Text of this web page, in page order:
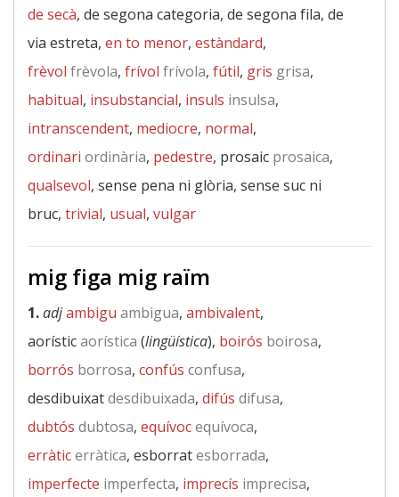
de secà, de segona categoria, de segona fila, de
via estreta, en to menor, estàndard,
frèvol frèvola, frívol frívola, fútil, gris grisa,
habitual, insubstancial, insuls insulsa,
intranscendent, mediocre, normal,
ordinari ordinària, pedestre, prosaic prosaica,
qualsevol, sense pena ni glòria, sense suc ni
bruc, trivial, usual, vulgar
mig figa mig raïm
1.adjambigu ambigua, ambivalent,
aorísticaorística (lingüística), boirós boirosa,
borrós borrosa, confús confusa,
desdibuixatdesdibuixada, difús difusa,
dubtós dubtosa, equívocequívoca,
erràticerràtica, esborratesborrada,
imperfecte imperfecta, imprecís imprecisa,